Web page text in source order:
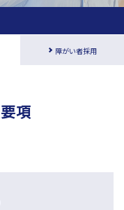
障がい者採用
項